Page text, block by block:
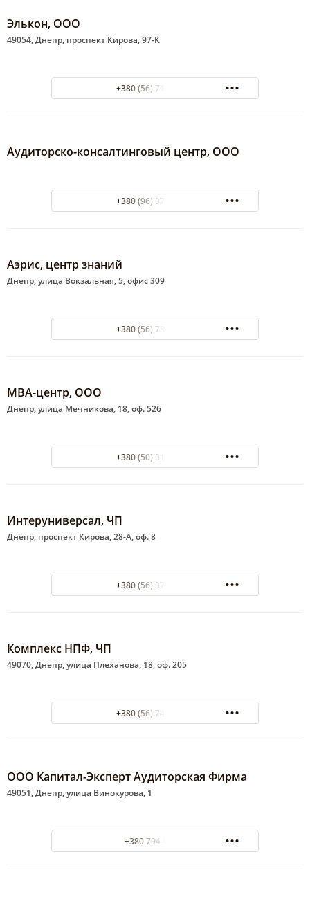
Элькон, ООО
49054, Днепр, проспект Кирова, 97-К
+380 (56) 713-42-26
Аудиторско-консалтинговый центр, ООО
+380 (96) 375-58-37
Аэрис, центр знаний
Днепр, улица Вокзальная, 5, офис 309
+380 (56) 789-13-46
МВА-центр, ООО
Днепр, улица Мечникова, 18, оф. 526
+380 (50) 318-26-20
Интеруниверсал, ЧП
Днепр, проспект Кирова, 28-А, оф. 8
+380 (56) 374-43-39
Комплекс НПФ, ЧП
49070, Днепр, улица Плеханова, 18, оф. 205
+380 (56) 740-33-62
ООО Капитал-Эксперт Аудиторская Фирма
49051, Днепр, улица Винокурова, 1
+380 794-62-95